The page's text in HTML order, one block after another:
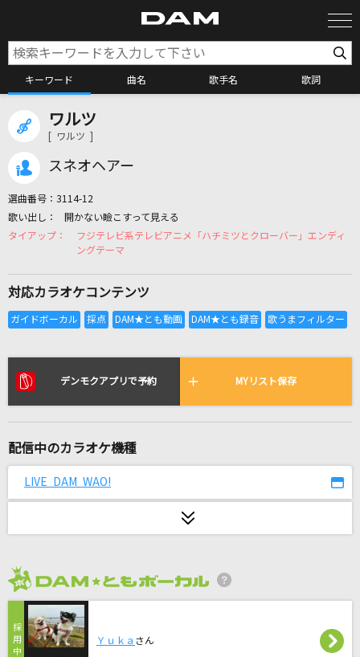
キーワード 曲名 歌手名 歌詞
カラオケリクエスト
全国りれき
リアルタイムで歌われている曲の一覧
BUMP OF CHICKEN
LOVE SONG
三代目 J SOUL BROTHERS from EXILE TRIBE
ララバイ
倖田來未
[生音]銀の龍の背に乗って
中島みゆき
ワルツ
[ ワルツ ]
スネオヘアー
選曲番号： 3114-12
開かない瞼こすって見える
フジテレビ系テレビアニメ「ハチミツとクローバー」エンディ
ングテーマ
対応カラオケコンテンツ
デンモクアプリで予約 MYリスト保存
配信中のカラオケ機種
LIVE DAM WAO!
Ｙｕｋａ さん